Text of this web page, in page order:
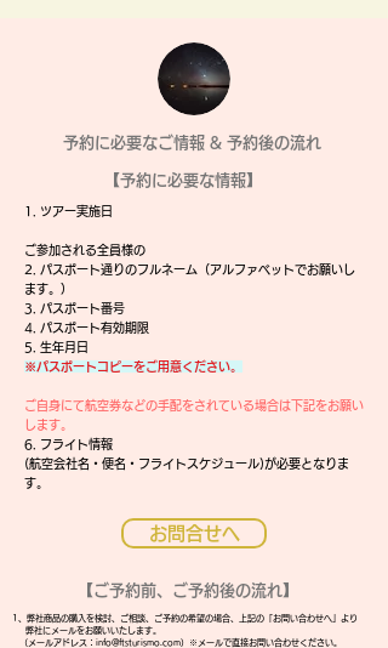
​予約に必要なご情報 & 予約後の流れ
【予約に必要な情報】
1. ツアー実施日
ご参加される全員様の
2. パスポート通りのフルネーム（アルファベットでお願いし
ます。）
3. パスポート番号
4. パスポート有効期限
5. 生年月日
※パスポートコピーをご用意ください。
ご自身にて航空券などの手配をされている場合は下記をお願い
します。
6. フライト情報
(航空会社名・便名・フライトスケジュール)が必要となりま
す。
お問合せへ
【ご予約前、ご予約後の流れ】
1、弊社商品の購入を検討、ご相談、ご予約の希望の場合、上記の「お問い合わせへ」より
弊社にメールをお願いいたします。
（メールアドレス： info@ftsturismo.com）※メールで直接お問い合わせください。